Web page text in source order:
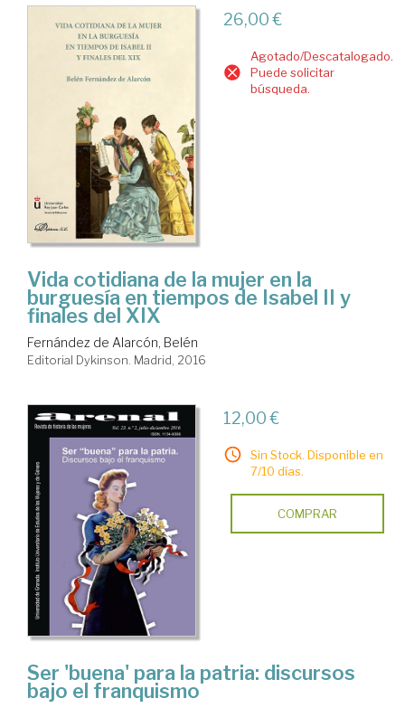
26,00 €
Agotado/Descatalogado.
Puede solicitar
búsqueda.
Vida cotidiana de la mujer en la
burguesía en tiempos de Isabel II y
finales del XIX
Fernández de Alarcón, Belén
Editorial Dykinson. Madrid, 2016
12,00 €
Sin Stock. Disponible en
7/10 días.
COMPRAR
Ser 'buena' para la patria: discursos
bajo el franquismo